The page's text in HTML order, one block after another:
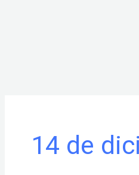
14 de